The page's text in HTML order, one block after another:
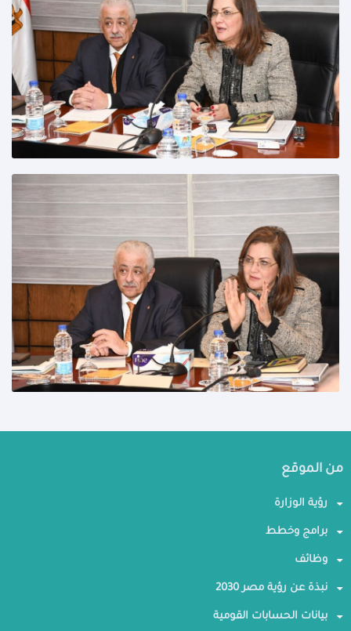
من الموقع
رؤية الوزارة
برامج وخطط
وظائف
نبذة عن رؤية مصر 2030
بيانات الحسابات القومية